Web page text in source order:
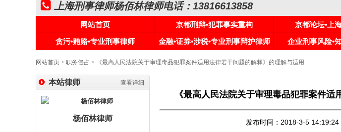
上海刑事律师杨佰林律师电话：13816613858
网站首页 京都刑辩•犯罪事实重构 京都论坛•上
贪污•贿赂•专业刑事律师
金融•证券•涉税•专业刑事辩护律师 企业刑事风险•
网站首页 > 职务侵占 > 《最高人民法院关于审理毒品犯罪案件适用法律若干问题的解释》的理解与适用
查看详细
本站律师
杨佰林律师
《最高人民法院关于审理毒品犯罪案件
发布时间：2018-3-5 14:19:24